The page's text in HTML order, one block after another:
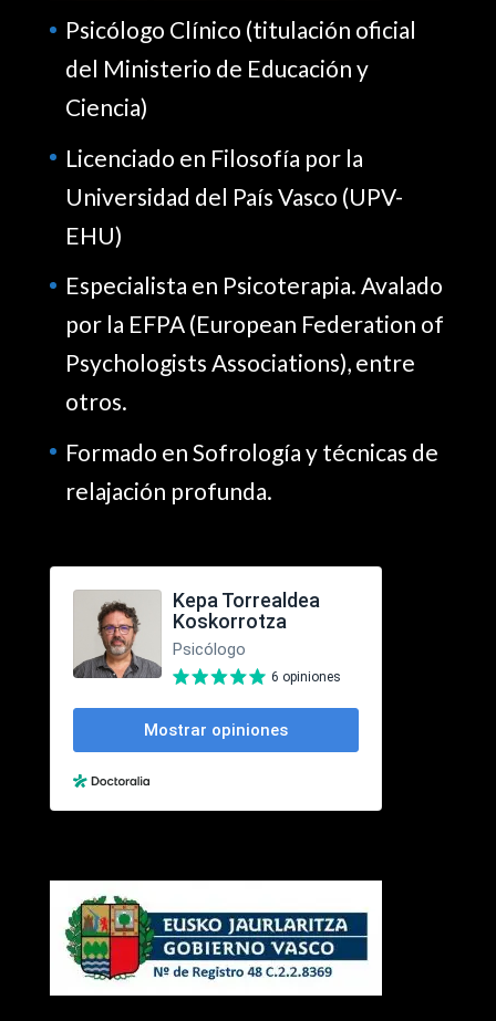
Psicólogo Clínico (titulación oficial
del Ministerio de Educación y
Ciencia)
Licenciado en Filosofía por la
Universidad del País Vasco (UPV-
EHU)
Especialista en Psicoterapia. Avalado
por la EFPA (European Federation of
Psychologists Associations), entre
otros.
Formado en Sofrología y técnicas de
relajación profunda.